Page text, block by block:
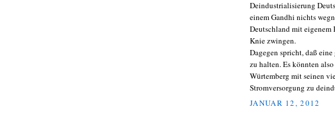
Deindustrialisierung
einem Gandhi nichts
Deutschland mit eigenem
Knie zwingen.
Dagegen spricht, daß
zu halten. Es könnten
Würtemberg mit seinen
Stromversorgung zu
JANUAR 12, 2012